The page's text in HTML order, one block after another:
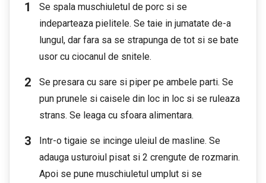
Se spala muschiuletul de porc si se
indeparteaza pielitele. Se taie in jumatate de-a
lungul, dar fara sa se strapunga de tot si se bate
usor cu ciocanul de snitele.
Se presara cu sare si piper pe ambele parti. Se
pun prunele si caisele din loc in loc si se ruleaza
strans. Se leaga cu sfoara alimentara.
Intr-o tigaie se incinge uleiul de masline. Se
adauga usturoiul pisat si 2 crengute de rozmarin.
Apoi se pune muschiuletul umplut si se